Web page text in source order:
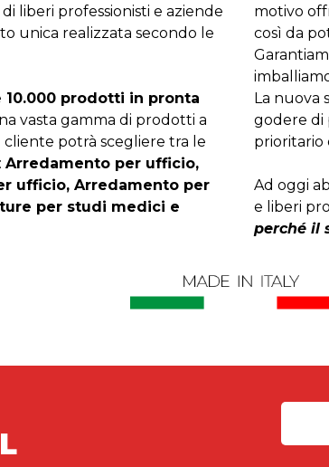
liberi professionisti e aziende
unica realizzata secondo le
10.000 prodotti in pronta
vasta gamma di prodotti a
potrà scegliere tra le
Arredamento per ufficio,
ufficio, Arredamento per
per studi medici e
motivo
così da
La nuova
godere di
prioritario
Ad oggi
e liberi
perché il